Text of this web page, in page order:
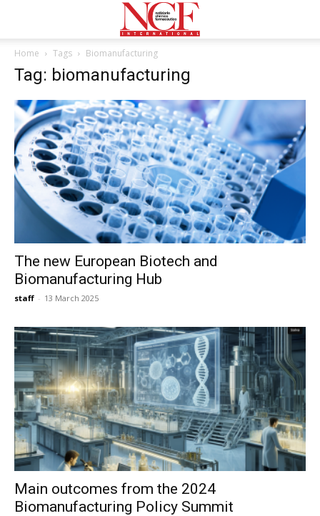
Home Tags Biomanufacturing
Tag: biomanufacturing
The new European Biotech and
Biomanufacturing Hub
staff - 13 March 2025
Main outcomes from the 2024
Biomanufacturing Policy Summit